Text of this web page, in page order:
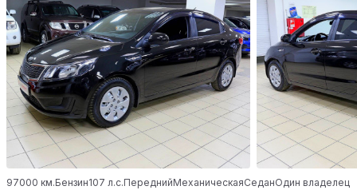
97000 км.Бензин107 л.с.ПереднийМеханическаяСеданОдин владелец